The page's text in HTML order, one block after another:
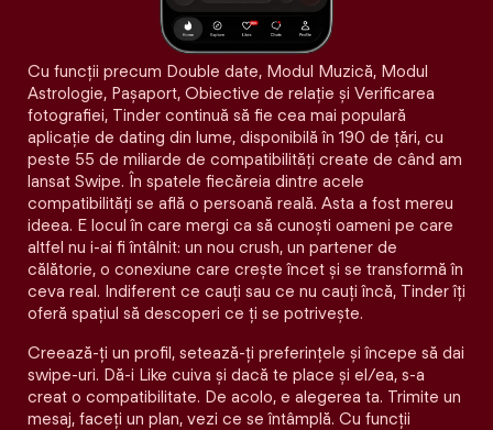
Cu funcții precum Double date, Modul Muzică, Modul
Astrologie, Pașaport, Obiective de relație și Verificarea
fotografiei, Tinder continuă să fie cea mai populară
aplicație de dating din lume, disponibilă în 190 de țări, cu
peste 55 de miliarde de compatibilități create de când am
lansat Swipe. În spatele fiecăreia dintre acele
compatibilităţi se află o persoană reală. Asta a fost mereu
ideea. E locul în care mergi ca să cunoști oameni pe care
altfel nu i-ai fi întâlnit: un nou crush, un partener de
călătorie, o conexiune care crește încet și se transformă în
ceva real. Indiferent ce cauți sau ce nu cauți încă, Tinder îți
oferă spațiul să descoperi ce ți se potrivește.
Creează-ți un profil, setează-ți preferințele și începe să dai
swipe-uri. Dă-i Like cuiva și dacă te place și el/ea, s-a
creat o compatibilitate. De acolo, e alegerea ta. Trimite un
mesaj, faceți un plan, vezi ce se întâmplă. Cu funcții